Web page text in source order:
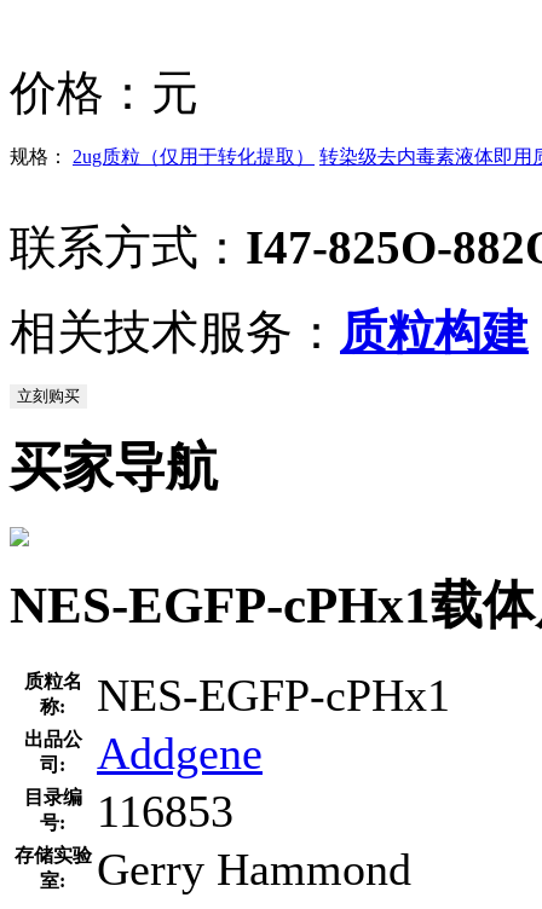
价格： 元
规格： 2ug质粒（仅用于转化提取） 转染级去内毒素液体即用
联系方式： I47-825O-
相关技术服务： 质粒构建
立刻购买
买家导航
NES-EGFP-cPHx1载
质粒名
称:
NES-EGFP-cPHx1
出品公
司:
Addgene
目录编
号:
116853
存储实验
室:
Gerry Hammond